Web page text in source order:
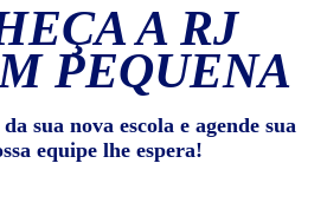
A RJ
PEQUENA
sua nova escola e agende sua
equipe lhe espera!